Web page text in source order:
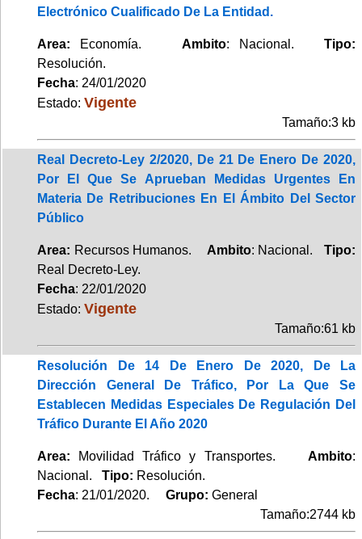
Electrónico Cualificado De La Entidad.
Area: Economía. Ambito: Nacional.Tipo:
Resolución.
Fecha: 24/01/2020
Estado: Vigente
Tamaño:3 kb
Real Decreto-Ley 2/2020, De 21 De Enero De 2020,
Por El Que Se Aprueban Medidas Urgentes En
Materia De Retribuciones En El Ámbito Del Sector
Público
Area: Recursos Humanos. Ambito: Nacional.Tipo:
Real Decreto-Ley.
Fecha: 22/01/2020
Estado: Vigente
Tamaño:61 kb
Resolución De 14 De Enero De 2020, De La
Dirección General De Tráfico, Por La Que Se
Establecen Medidas Especiales De Regulación Del
Tráfico Durante El Año 2020
Area: Movilidad Tráfico y Transportes. Ambito:
Nacional. Tipo: Resolución.
Fecha: 21/01/2020. Grupo: General
Tamaño:2744 kb